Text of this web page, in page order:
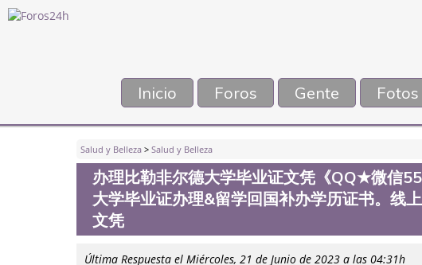
Inicio Foros Gente Fotos
Salud y Belleza > Salud y Belleza
办理比勒非尔德大学毕业证文凭《QQ★微信
大学毕业证办理&留学回国补办学历证书。线
文凭
Última Respuesta el Miércoles, 21 de Junio de 2023 a las 04:31h